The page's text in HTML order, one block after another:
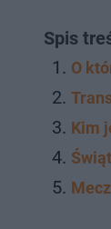
Spis
O
Kim